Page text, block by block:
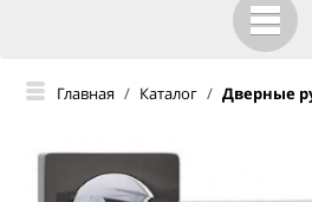
ГЛАВНАЯ
Главная / Каталог / Дверные